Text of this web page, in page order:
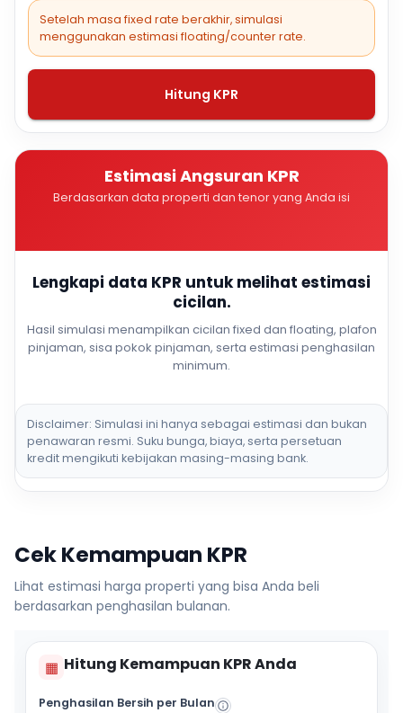
Setelah masa fixed rate berakhir, simulasi
menggunakan estimasi floating/counter rate.
Hitung KPR
Estimasi Angsuran KPR
Berdasarkan data properti dan tenor yang Anda isi
Lengkapi data KPR untuk melihat estimasi
cicilan.
Hasil simulasi menampilkan cicilan fixed dan floating, plafon
pinjaman, sisa pokok pinjaman, serta estimasi penghasilan
minimum.
Disclaimer: Simulasi ini hanya sebagai estimasi dan bukan
penawaran resmi. Suku bunga, biaya, serta persetuan
kredit mengikuti kebijakan masing-masing bank.
Cek Kemampuan KPR
Lihat estimasi harga properti yang bisa Anda beli
berdasarkan penghasilan bulanan.
▦ Hitung Kemampuan KPR Anda
Penghasilan Bersih per Bulan